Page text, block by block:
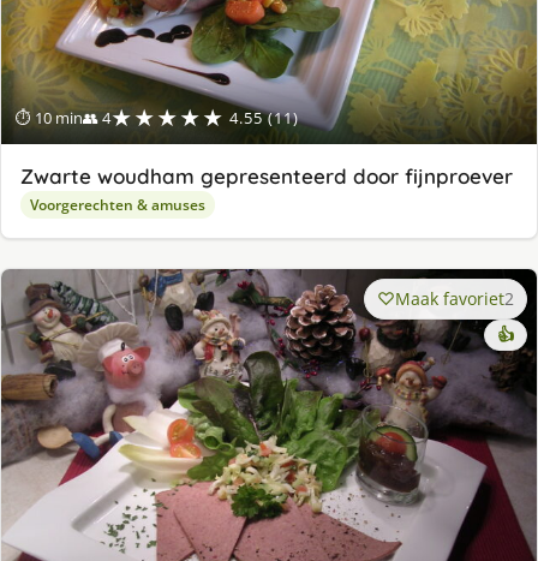
⏱ 10 min👥 4★★★★★ 4.55 (11)
Zwarte woudham gepresenteerd door fijnproever
Voorgerechten & amuses
Maak favoriet2
👍